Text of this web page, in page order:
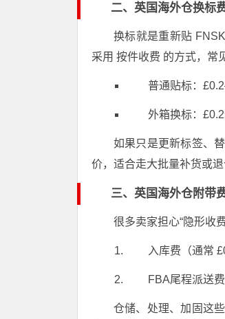
二、英国海外仓换标
换标就是重新贴
采用 按件收费 的方式，常
普通贴标：
外箱换标：
如果只是更新标签、
价，适合走大批量补货或退
三、英国海外仓附带
很多卖家担心“隐形收
入库费（通常
FBA尾程派送
仓储、处理、加固这